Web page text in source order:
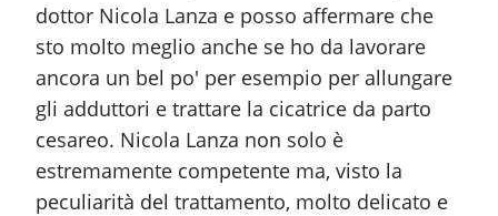
dottor Nicola Lanza e posso affermare che
sto molto meglio anche se ho da lavorare
ancora un bel po' per esempio per allungare
gli adduttori e trattare la cicatrice da parto
cesareo. Nicola Lanza non solo è
estremamente competente ma, visto la
peculiarità del trattamento, molto delicato e